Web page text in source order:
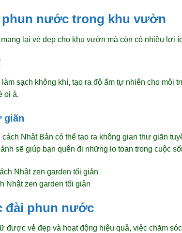
phun nước trong khu vườn
lại vẻ đẹp cho khu vườn mà còn có nhiều lợi
sạch không khí, tạo ra độ ẩm tự nhiên cho môi
oi ả.
giãn
Nhật Bản có thể tạo ra không gian thư giãn
sẽ giúp bạn quên đi những lo toan trong cuộc
Nhật zen garden tối giản
đài phun nước
vẻ đẹp và hoạt động hiệu quả, việc chăm